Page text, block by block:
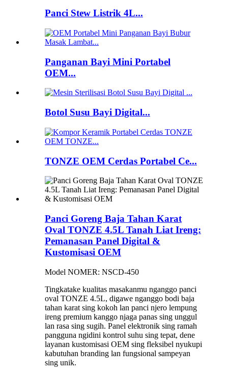
Panci Stew Listrik 4L...
Panganan Bayi Mini Portabel
OEM...
Botol Susu Bayi Digital...
TONZE OEM Cerdas Portabel Ce...
Panci Goreng Baja Tahan Karat
Oval TONZE 4.5L Tanah Liat Ireng:
Pemanasan Panel Digital &
Kustomisasi OEM
Model NOMER: NSCD-450
Tingkatake kualitas masakanmu nganggo panci
oval TONZE 4.5L, digawe nganggo bodi baja
tahan karat sing kokoh lan panci njero lempung
ireng premium kanggo njaga panas sing unggul
lan rasa sing sugih. Panel elektronik sing ramah
pangguna ngidini kontrol suhu sing tepat, dene
layanan kustomisasi OEM sing fleksibel nyukupi
kabutuhan branding lan fungsional sampeyan
sing unik.